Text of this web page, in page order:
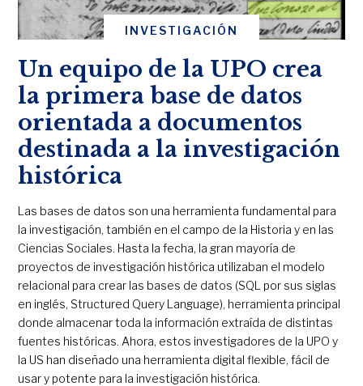
INVESTIGACIÓN
Un equipo de la UPO crea
la primera base de datos
orientada a documentos
destinada a la investigación
histórica
Las bases de datos son una herramienta fundamental para
la investigación, también en el campo de la Historia y en las
Ciencias Sociales. Hasta la fecha, la gran mayoría de
proyectos de investigación histórica utilizaban el modelo
relacional para crear las bases de datos (SQL por sus siglas
en inglés, Structured Query Language), herramienta principal
donde almacenar toda la información extraída de distintas
fuentes históricas. Ahora, estos investigadores de la UPO y
la US han diseñado una herramienta digital flexible, fácil de
usar y potente para la investigación histórica.